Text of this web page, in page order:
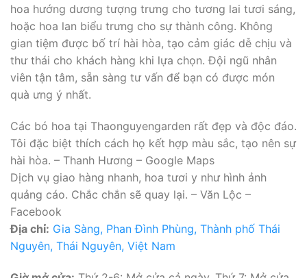
hoa hướng dương tượng trưng cho tương lai tươi sáng,
hoặc hoa lan biểu trưng cho sự thành công. Không
gian tiệm được bố trí hài hòa, tạo cảm giác dễ chịu và
thư thái cho khách hàng khi lựa chọn. Đội ngũ nhân
viên tận tâm, sẵn sàng tư vấn để bạn có được món
quà ưng ý nhất.
Các bó hoa tại Thaonguyengarden rất đẹp và độc đáo.
Tôi đặc biệt thích cách họ kết hợp màu sắc, tạo nên sự
hài hòa. – Thanh Hương – Google Maps
Dịch vụ giao hàng nhanh, hoa tươi y như hình ảnh
quảng cáo. Chắc chắn sẽ quay lại. – Văn Lộc –
Facebook
Địa chỉ: Gia Sàng, Phan Đình Phùng, Thành phố Thái
Nguyên, Thái Nguyên, Việt Nam